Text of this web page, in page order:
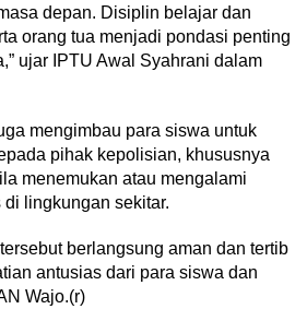
depan. Disiplin belajar dan
orang tua menjadi pondasi penting
ujar IPTU Awal Syahrani dalam
mengimbau para siswa untuk
pihak kepolisian, khususnya
menemukan atau mengalami
lingkungan sekitar.
berlangsung aman dan tertib
antusias dari para siswa dan
Wajo.(r)